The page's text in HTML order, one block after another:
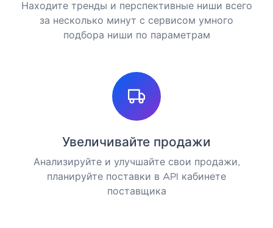
Находите тренды и перспективные ниши всего
за несколько минут с сервисом умного
подбора ниши по параметрам
Увеличивайте продажи
Анализируйте и улучшайте свои продажи,
планируйте поставки в API кабинете
поставщика